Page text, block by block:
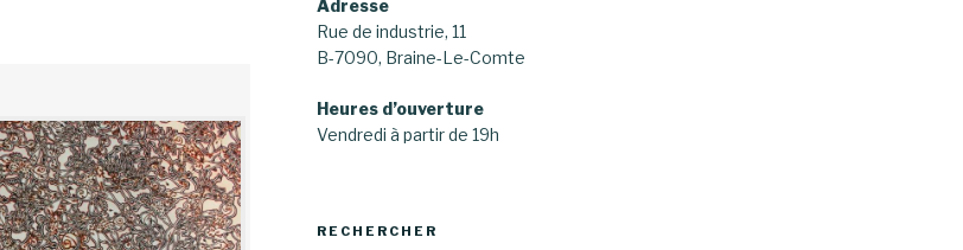
Adresse
Rue de industrie, 11
B-7090, Braine-Le-Comte
Heures d’ouverture
Vendredi à partir de 19h
RECHERCHER